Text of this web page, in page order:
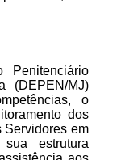
Penitenciário
(DEPEN/MJ)
o
dos
Servidores em
estrutura